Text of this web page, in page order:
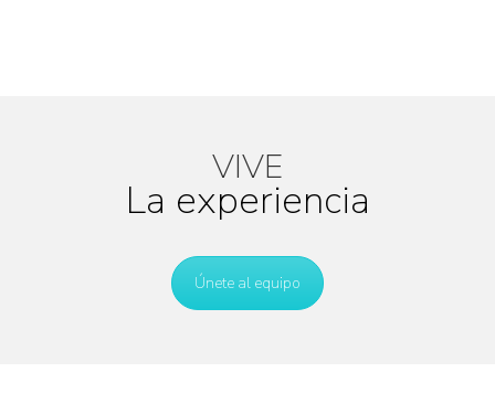
VIVE
La experiencia
Únete al equipo